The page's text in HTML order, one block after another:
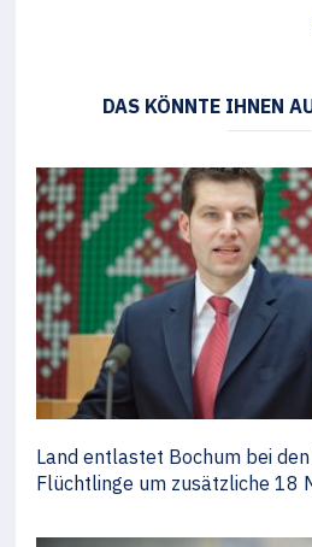
DAS KÖNNTE IHNEN
Land entlastet Bochum bei
Flüchtlinge um zusätzliche 18